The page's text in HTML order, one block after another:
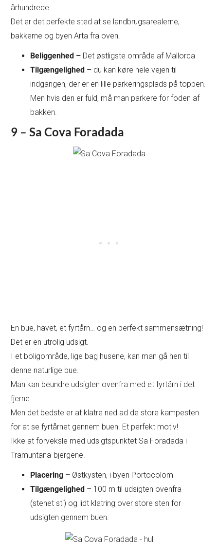
århundrede.
Det er det perfekte sted at se landbrugsarealerne,
bakkerne og byen Arta fra oven.
Beliggenhed – Det østligste område af Mallorca
Tilgængelighed – du kan køre hele vejen til
indgangen, der er en lille parkeringsplads på toppen.
Men hvis den er fuld, må man parkere for foden af
bakken.
9 – Sa Cova Foradada
En bue, havet, et fyrtårn… og en perfekt sammensætning!
Det er en utrolig udsigt.
I et boligområde, lige bag husene, kan man gå hen til
denne naturlige bue.
Man kan beundre udsigten ovenfra med et fyrtårn i det
fjerne.
Men det bedste er at klatre ned ad de store kampesten
for at se fyrtårnet gennem buen. Et perfekt motiv!
Ikke at forveksle med udsigtspunktet Sa Foradada i
Tramuntana-bjergene.
Placering – Østkysten, i byen Portocolom
Tilgængelighed – 100 m til udsigten ovenfra
(stenet sti) og lidt klatring over store sten for
udsigten gennem buen.